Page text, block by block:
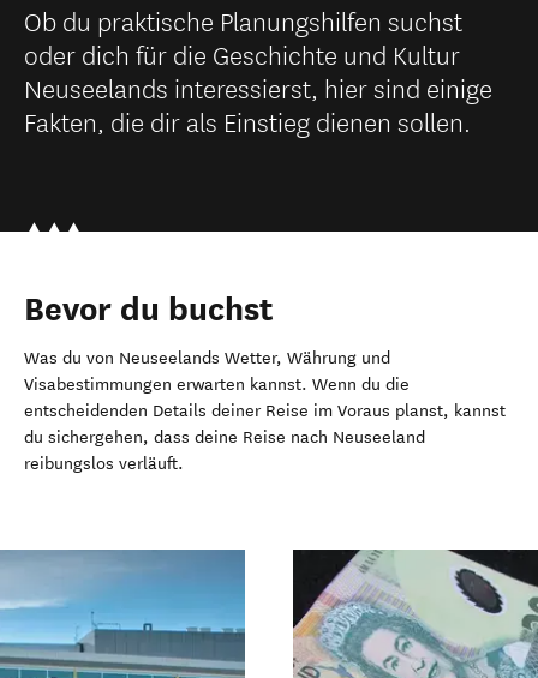
Ob du praktische Planungshilfen suchst
oder dich für die Geschichte und Kultur
Neuseelands interessierst, hier sind einige
Fakten, die dir als Einstieg dienen sollen.
Bevor du buchst
Was du von Neuseelands Wetter, Währung und
Visabestimmungen erwarten kannst. Wenn du die
entscheidenden Details deiner Reise im Voraus planst, kannst
du sichergehen, dass deine Reise nach Neuseeland
reibungslos verläuft.
isite